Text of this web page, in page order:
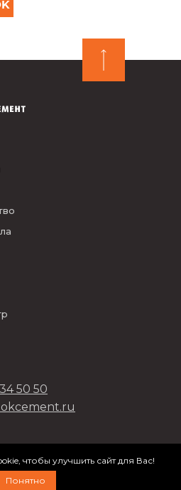
50 50
DVIGAчтобы улучшить сайт для Вас!
Понятно